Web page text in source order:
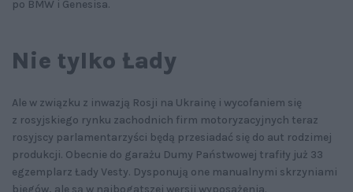
po BMW i Genesisa.
Nie tylko Łady
Ale w związku z inwazją Rosji na Ukrainę i wycofaniem się
z rosyjskiego rynku zachodnich firm motoryzacyjnych teraz
rosyjscy parlamentarzyści będą przesiadać się do aut rodzimej
produkcji. Obecnie do garażu Dumy Państwowej trafiły już 33
egzemplarz Łady Vesty. Dysponują one manualnymi skrzyniami